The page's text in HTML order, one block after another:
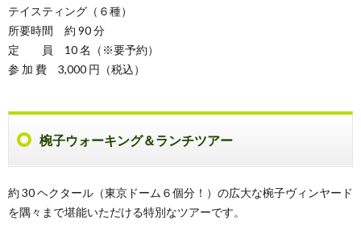
テイスティング（６種）
所要時間 約 90 分
定 員 10 名（※要予約）
参 加 費 3,000 円（税込）
椀子ウォーキング＆ランチツアー
約 30 ヘクタール（東京ドーム６個分！）の広大な椀子ヴィンヤード
を隅々まで堪能いただける特別なツアーです。